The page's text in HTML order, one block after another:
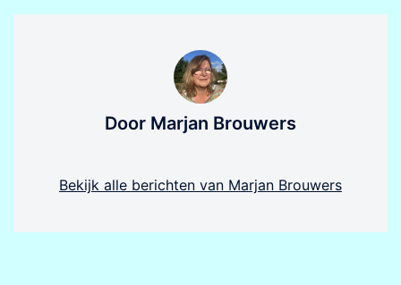
Door Marjan Brouwers
Bekijk alle berichten van Marjan Brouwers